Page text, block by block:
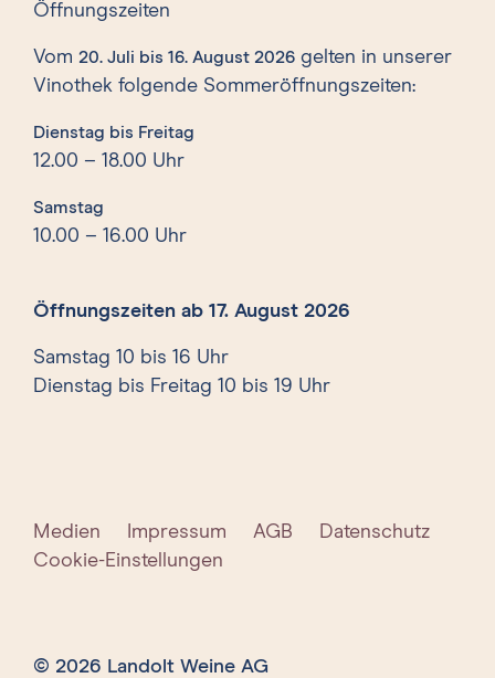
Öffnungszeiten
Vom 20. Juli bis 16. August 2026 gelten in unserer
Vinothek folgende Sommeröffnungszeiten:
Dienstag bis Freitag
12.00 – 18.00 Uhr
Samstag
10.00 – 16.00 Uhr
Öffnungszeiten ab 17. August 2026
Samstag 10 bis 16 Uhr
Dienstag bis Freitag 10 bis 19 Uhr
© 2026 Landolt Weine AG
Medien Impressum AGB
Datenschutz
Cookie-Einstellungen